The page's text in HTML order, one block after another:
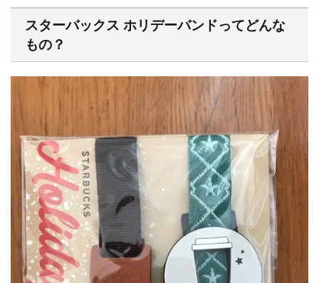
スターバックス ホリデーバンドってどんな
もの？